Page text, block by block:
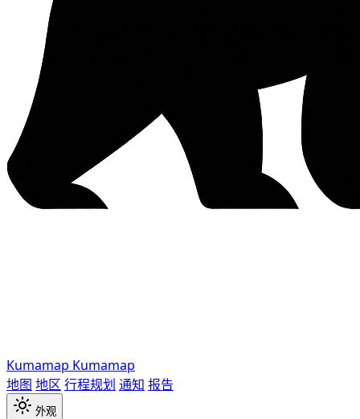
Kumamap Kumamap
地图 地区 行程规划 通知 报告
外观